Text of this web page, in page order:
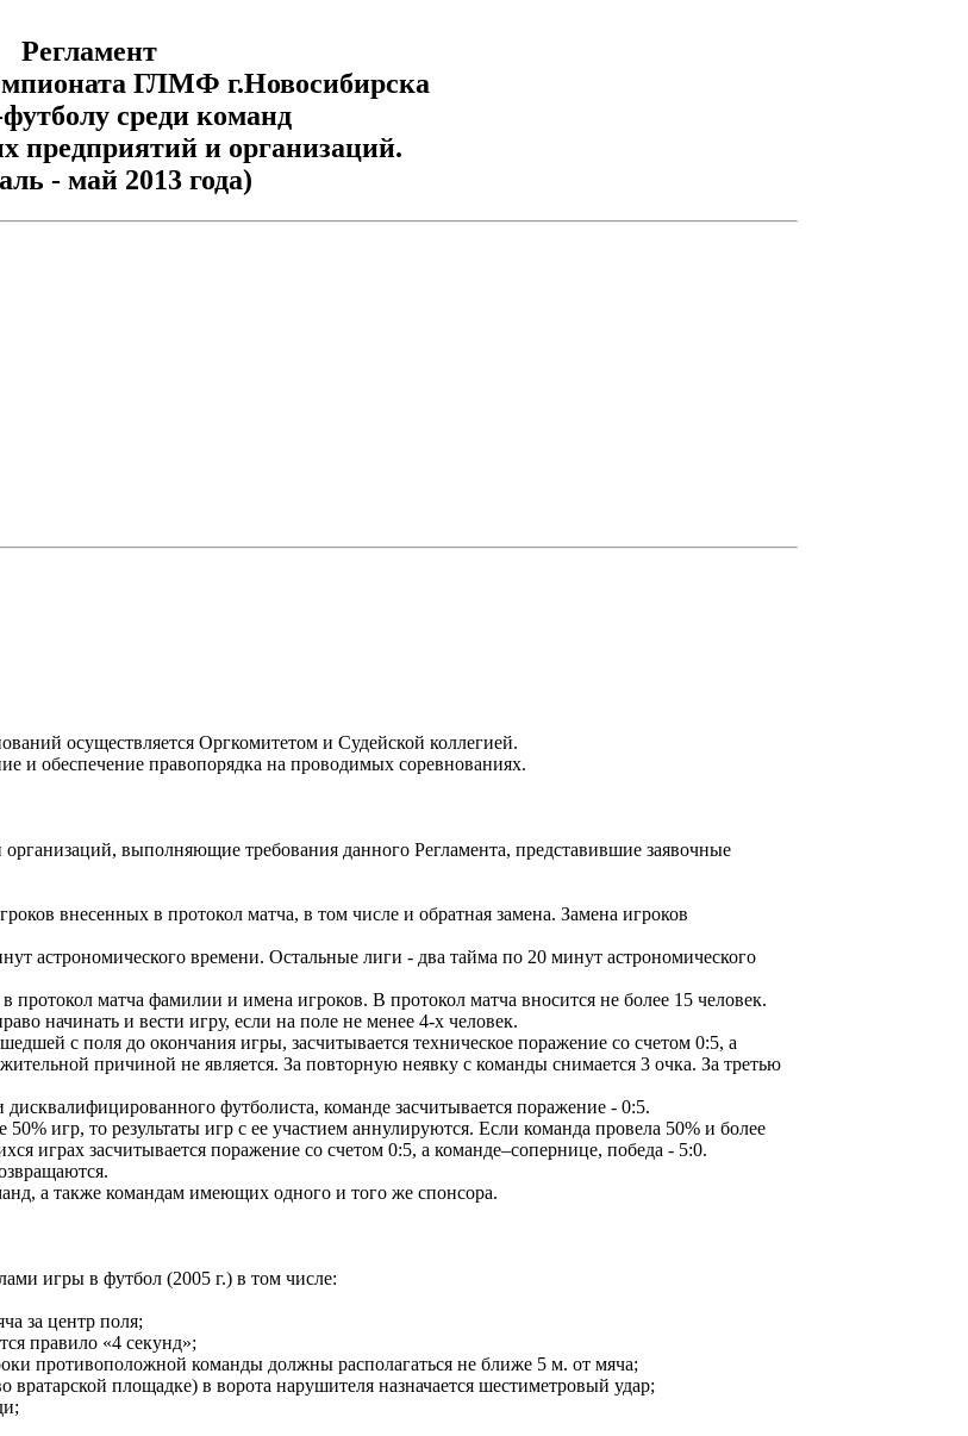
Регламент
ГЛМФ г.Новосибирска
среди команд
предприятий и организаций.
- май 2013 года)
осуществляется Оргкомитетом и Судейской коллегией.
и обеспечение правопорядка на проводимых соревнованиях.
выполняющие требования данного Регламента, представившие заявочные
внесенных в протокол матча, в том числе и обратная замена. Замена игроков
времени. Остальные лиги - два тайма по 20 минут астрономического
протокол матча фамилии и имена игроков. В протокол матча вносится не более 15 человек.
начинать и вести игру, если на поле не менее 4-х человек.
с поля до окончания игры, засчитывается техническое поражение со счетом 0:5, а
причиной не является. За повторную неявку с команды снимается 3 очка. За третью
футболиста, команде засчитывается поражение - 0:5.
игр, то результаты игр с ее участием аннулируются. Если команда провела 50% и более
играх засчитывается поражение со счетом 0:5, а команде–сопернице, победа - 5:0.
а также командам имеющих одного и того же спонсора.
игры в футбол (2005 г.) в том числе:
за центр поля;
правило «4 секунд»;
противоположной команды должны располагаться не ближе 5 м. от мяча;
площадке) в ворота нарушителя назначается шестиметровый удар;